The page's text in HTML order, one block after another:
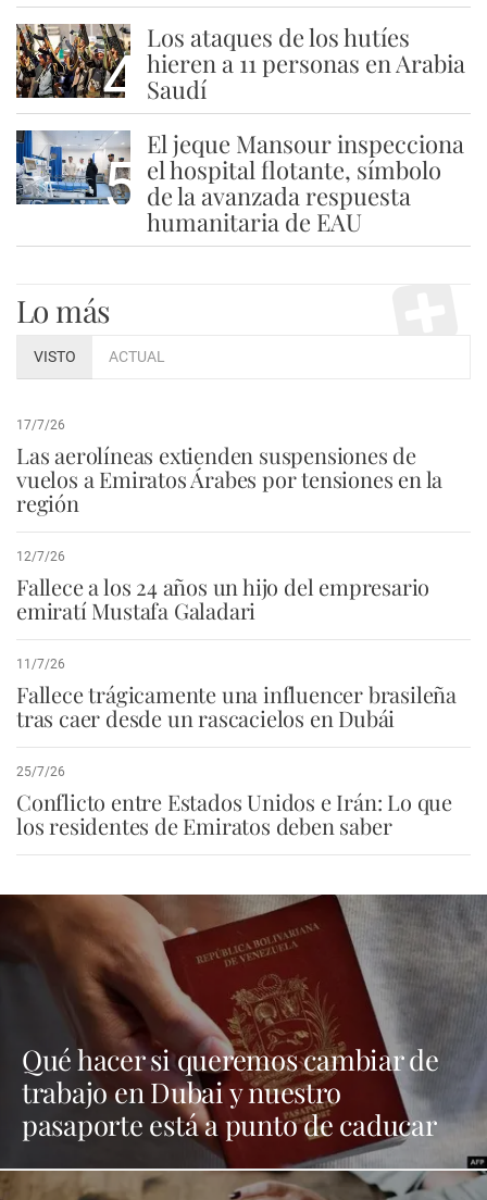
4
Los ataques de los hutíes
hieren a 11 personas en Arabia
Saudí
5
El jeque Mansour inspecciona
el hospital flotante, símbolo
de la avanzada respuesta
humanitaria de EAU
Lo más
VISTO ACTUAL
17/7/26
Las aerolíneas extienden suspensiones de
vuelos a Emiratos Árabes por tensiones en la
región
12/7/26
Fallece a los 24 años un hijo del empresario
emiratí Mustafa Galadari
11/7/26
Fallece trágicamente una influencer brasileña
tras caer desde un rascacielos en Dubái
25/7/26
Conflicto entre Estados Unidos e Irán: Lo que
los residentes de Emiratos deben saber
Qué hacer si queremos cambiar de
trabajo en Dubai y nuestro
pasaporte está a punto de caducar